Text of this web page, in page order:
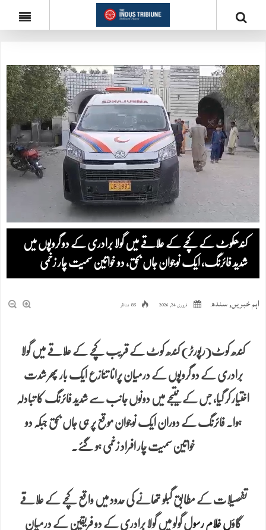
کندھکوٹ کے کچے کے علاقے میں گولا برادری کے دو گروپوں میں
شدید فائرنگ، ایک نوجوان جاں بحق، دو خواتین سمیت چار زخمی
اہم خبریں,سندھ فروری 24, 2026 85 مناظر
کندھ کوٹ(رپورٹر) کندھ کوٹ کے قریب کچے کے علاقے میں گولا
برادری کے دو گروپوں کے درمیان پرانا تنازع ایک بار پھر شدت
اختیار کر گیا، جس کے نتیجے میں دونوں جانب سے شدید فائرنگ کا تبادلہ
ہوا۔ فائرنگ کے دوران ایک نوجوان موقع پر ہی جاں بحق جبکہ دو
خواتین سمیت چار افراد زخمی ہو گئے۔
تفصیلات کے مطابق گبلو تھانے کی حدود میں واقع کچے کے علاقے
گاؤں غلام رسول گولو میں گولا برادری کے دو فریقین کے درمیان